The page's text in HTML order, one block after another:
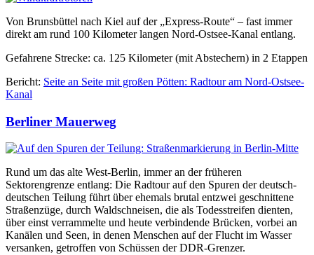
Von Brunsbüttel nach Kiel auf der „Express-Route“ – fast immer
direkt am rund 100 Kilometer langen Nord-Ostsee-Kanal entlang.
Gefahrene Strecke: ca. 125 Kilometer (mit Abstechern) in 2 Etappen
Bericht: Seite an Seite mit großen Pötten: Radtour am Nord-Ostsee-
Kanal
Berliner Mauerweg
Rund um das alte West-Berlin, immer an der früheren
Sektorengrenze entlang: Die Radtour auf den Spuren der deutsch-
deutschen Teilung führt über ehemals brutal entzwei geschnittene
Straßenzüge, durch Waldschneisen, die als Todesstreifen dienten,
über einst verrammelte und heute verbindende Brücken, vorbei an
Kanälen und Seen, in denen Menschen auf der Flucht im Wasser
versanken, getroffen von Schüssen der DDR-Grenzer.